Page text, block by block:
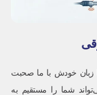
زبان خودش با ما صحبت
شما را مستقیم به